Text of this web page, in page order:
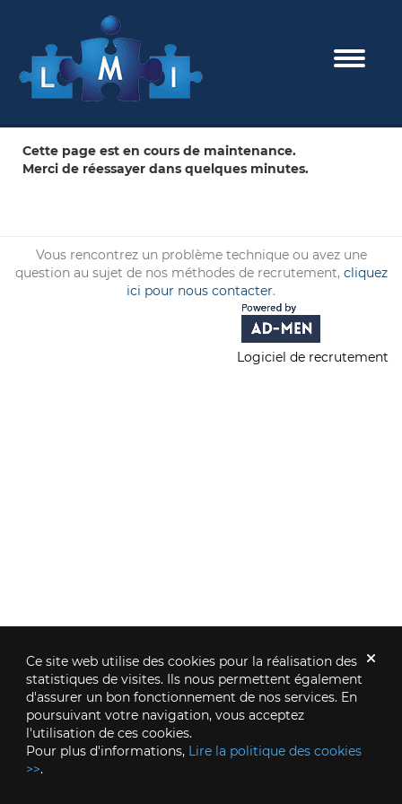
Ce site web utilise des cookies pour la réalisation des
statistiques de visites. Ils nous permettent également
d'assurer un bon fonctionnement de nos services. En
poursuivant votre navigation, vous acceptez
l'utilisation de ces cookies.
Pour plus d'informations, Lire la politique des cookies
>>.
Toggle
Cette page est en cours de maintenance.
Merci de réessayer dans quelques minutes.
Vous rencontrez un problème technique ou avez une
question au sujet de nos méthodes de recrutement, cliquez
ici pour nous contacter.
Logiciel de recrutement